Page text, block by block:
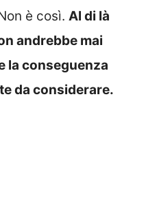
è così. Al di là
andrebbe mai
la conseguenza
da considerare.